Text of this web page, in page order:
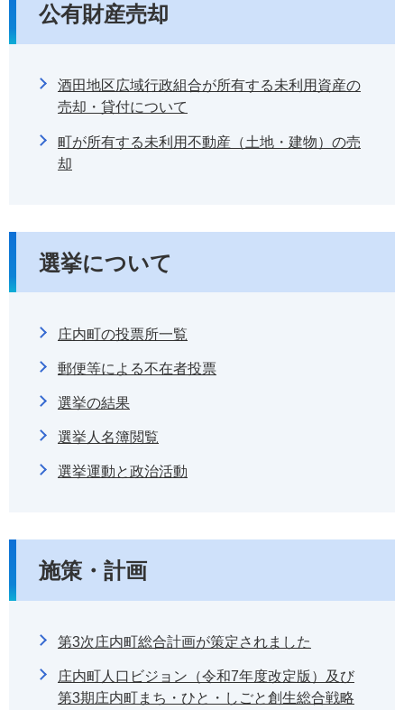
公有財産売却
酒田地区広域行政組合が所有する未利用資産の
売却・貸付について
町が所有する未利用不動産（土地・建物）の売
却
選挙について
庄内町の投票所一覧
郵便等による不在者投票
選挙の結果
選挙人名簿閲覧
選挙運動と政治活動
施策・計画
第3次庄内町総合計画が策定されました
庄内町人口ビジョン（令和7年度改定版）及び
第3期庄内町まち・ひと・しごと創生総合戦略